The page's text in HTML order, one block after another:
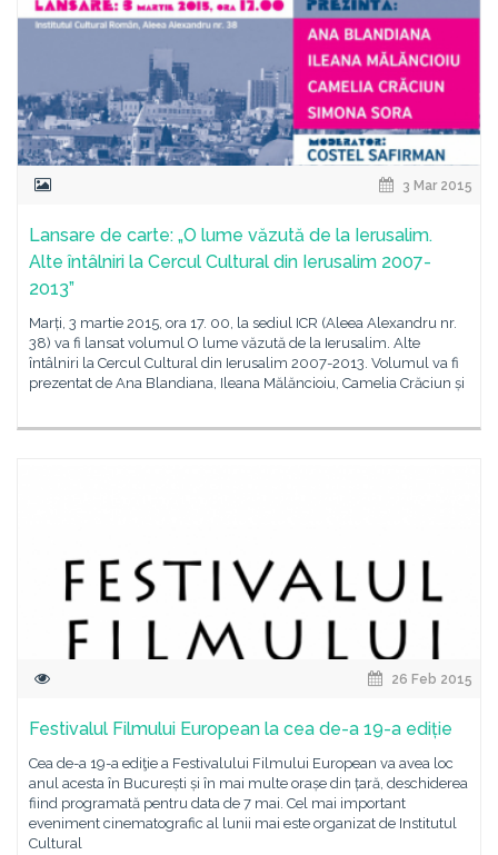
3 Mar 2015
Lansare de carte: „O lume văzută de la Ierusalim.
Alte întâlniri la Cercul Cultural din Ierusalim 2007-
2013”
Marți, 3 martie 2015, ora 17. 00, la sediul ICR (Aleea Alexandru nr.
38) va fi lansat volumul O lume văzută de la Ierusalim. Alte
întâlniri la Cercul Cultural din Ierusalim 2007-2013. Volumul va fi
prezentat de Ana Blandiana, Ileana Mălăncioiu, Camelia Crăciun și
26 Feb 2015
Festivalul Filmului European la cea de-a 19-a ediție
Cea de-a 19-a ediţie a Festivalului Filmului European va avea loc
anul acesta în București și în mai multe orașe din țară, deschiderea
fiind programată pentru data de 7 mai. Cel mai important
eveniment cinematografic al lunii mai este organizat de Institutul
Cultural